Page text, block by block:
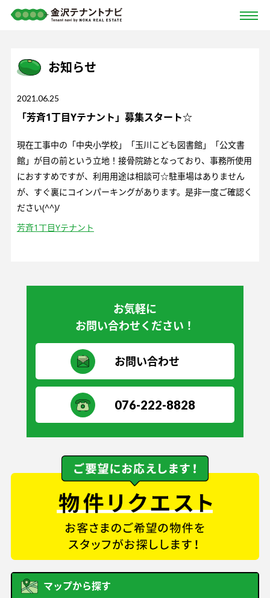
お知らせ
2021.06.25
「芳斉1丁目Yテナント」募集スタート☆
現在工事中の「中央小学校」「玉川こども図書館」「公文書
館」が目の前という立地！接骨院跡となっており、事務所使用
におすすめですが、利用用途は相談可☆駐車場はありません
が、すぐ裏にコインパーキングがあります。是非一度ご確認く
ださい(^^)/
芳斉1丁目Yテナント
お気軽に
お問い合わせください！
お問い合わせ
076-222-8828
マップから探す